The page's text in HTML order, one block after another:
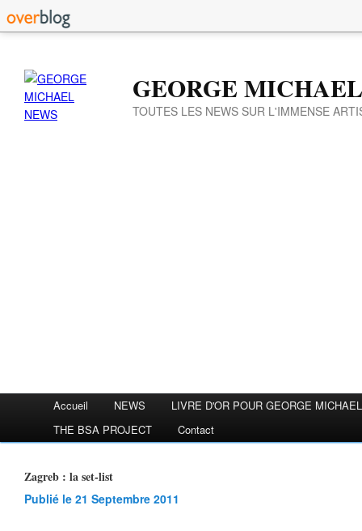
GEORGE
TOUTES LES NEWS SUR L'IMMENSE
Accueil NEWS
LIVRE D'OR POUR GEORGE MICHAEL
THE BSA PROJECT
Contact
Zagreb : la set-list
Publié le 21 Septembre 2011